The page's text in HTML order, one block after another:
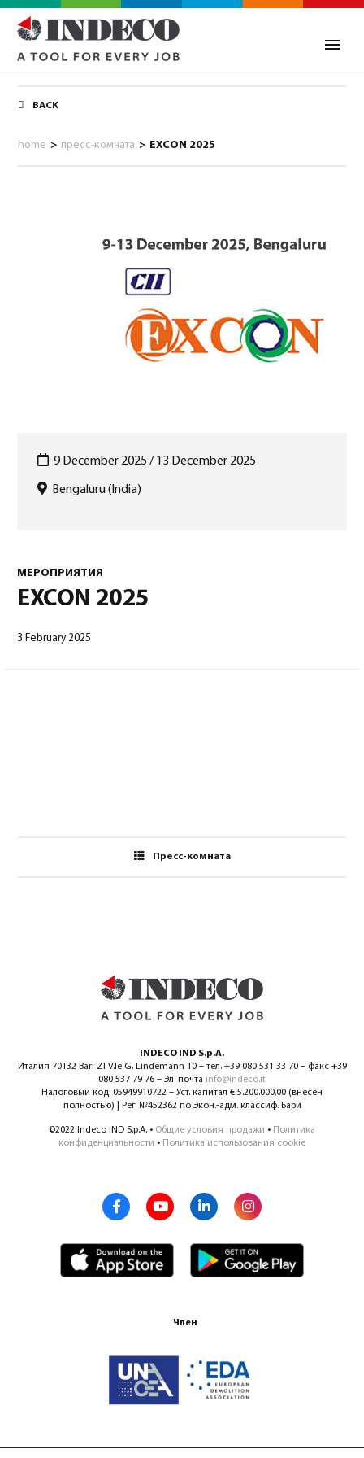
0
Русский
BACK
home > пресс-комната > EXCON 2025
9 December 2025 / 13 December 2025
Bengaluru (India)
МЕРОПРИЯТИЯ
EXCON 2025
3 February 2025
Пресс-комната
INDECO IND S.p.A.
Италия 70132 Bari ZI V.le G. Lindemann 10 – тел. +39 080 531 33 70 – факс +39
080 537 79 76 – Эл. почта info@indeco.it
Налоговый код: 05949910722 – Уст. капитал € 5.200.000,00 (внесен
полностью) | Рег. №452362 по Экон.-адм. классиф. Бари
©2022 Indeco IND S.p.A. • Общие условия продажи • Политика
конфиденциальности • Политика использования cookie
Член